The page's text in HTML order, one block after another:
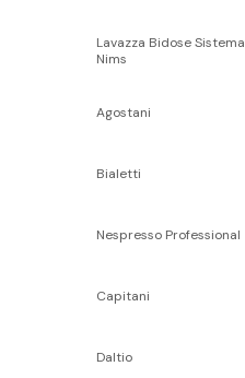
Lavazza Bidose Sistema
Nims
Agostani
Bialetti
Nespresso Professional
Capitani
Daltio